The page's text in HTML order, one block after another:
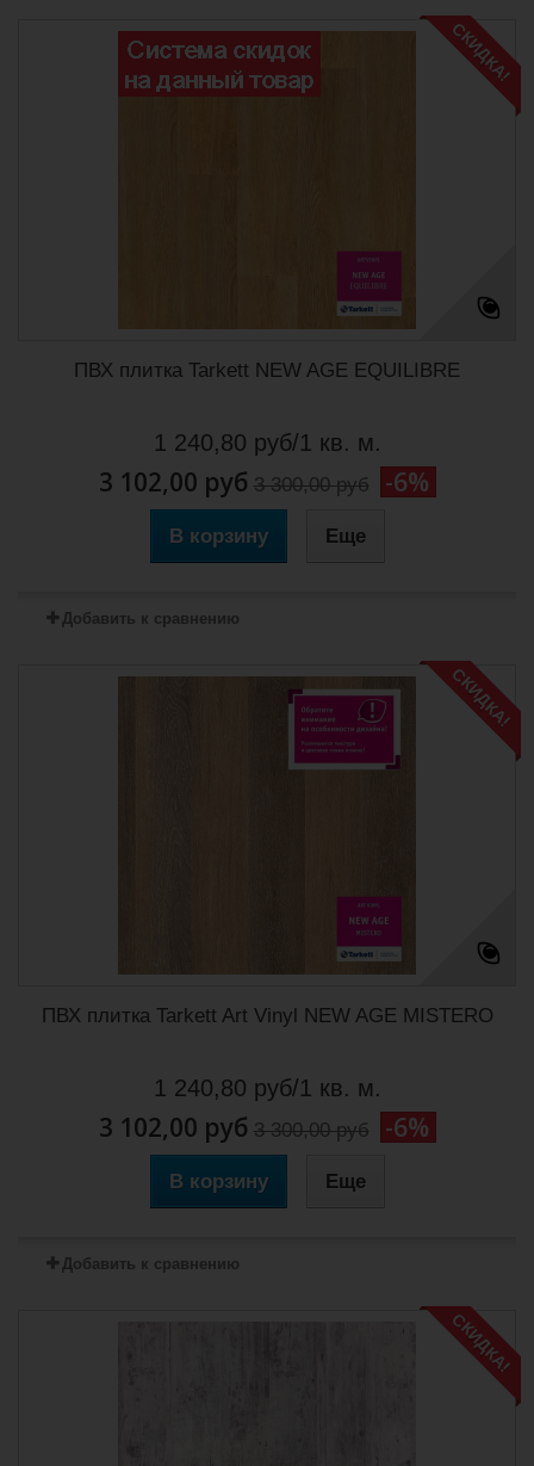
СКИДКА!
ПВХ плитка Tarkett NEW AGE EQUILIBRE
1 240,80 руб/1 кв. м.
3 102,00 руб 3 300,00 руб -6%
В корзину Еще
Добавить к сравнению
СКИДКА!
ПВХ плитка Tarkett Art Vinyl NEW AGE MISTERO
1 240,80 руб/1 кв. м.
3 102,00 руб 3 300,00 руб -6%
В корзину Еще
Добавить к сравнению
СКИДКА!